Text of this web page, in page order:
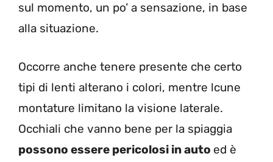
sul momento, un po’ a sensazione, in base
alla situazione.
Occorre anche tenere presente che certo
tipi di lenti alterano i colori, mentre lcune
montature limitano la visione laterale.
Occhiali che vanno bene per la spiaggia
possono essere pericolosi in auto ed è